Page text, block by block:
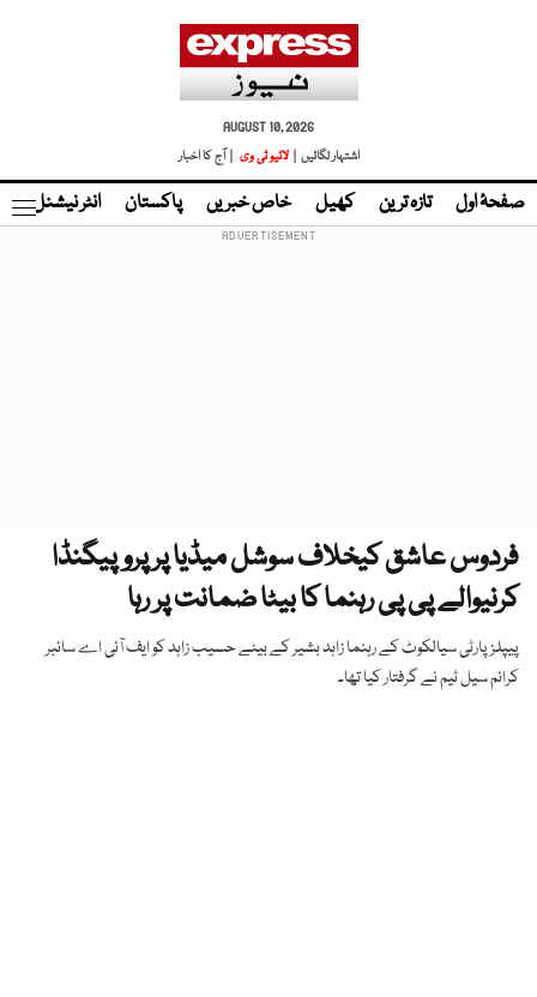
AUGUST 10, 2026
اشتہار لگائیں |
لائیو ٹی وی | آج کا اخبار
صفحۂ اول تازہ ترین کھیل خاص خبریں پاکستان انٹر نیشنل
فردوس عاشق کیخلاف سوشل میڈیا پر پروپیگنڈا
کرنیوالے پی پی رہنما کا بیٹا ضمانت پر رہا
پیپلز پارٹی سیالکوٹ کے رہنما زاہد بشیر کے بیٹے حسیب زاہد کو ایف آئی اے سائبر
کرائم سیل ٹیم نے گرفتار کیا تھا۔